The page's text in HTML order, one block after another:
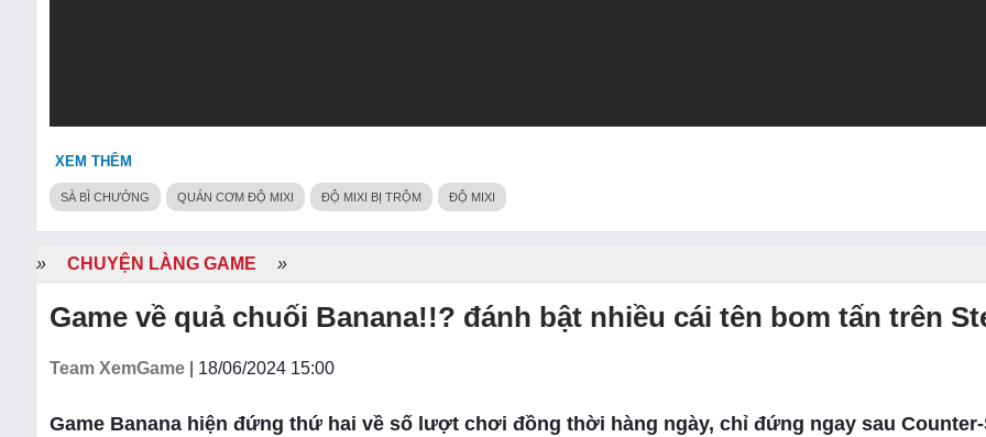
XEM THÊM
SÀ BÌ CHƯỞNG QUÁN CƠM ĐỘ MIXI ĐỘ MIXI BỊ TRỘM ĐỘ MIXI
» CHUYỆN LÀNG GAME »
Game về quả chuối Banana!!? đánh bật nhiều cái tên bom tấn trên
Team XemGame | 18/06/2024 15:00
Game Banana hiện đứng thứ hai về số lượt chơi đồng thời hàng ngày, chỉ đứng ngay sau